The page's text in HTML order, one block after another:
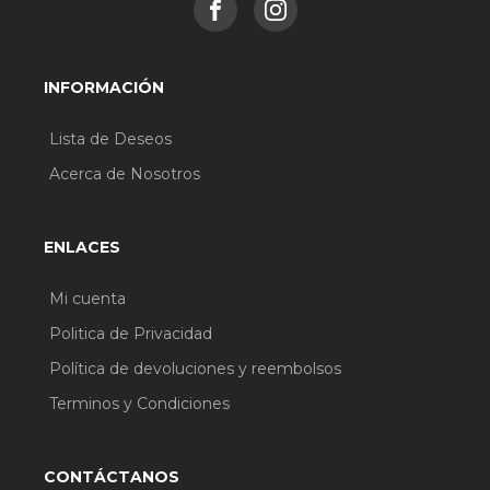
rostro hacia afuera hasta que la base sea invisible
La fórmula se puede construir, aplica más
INFORMACIÓN
Lista de Deseos
Acerca de Nosotros
ENLACES
Mi cuenta
Politica de Privacidad
Política de devoluciones y reembolsos
Terminos y Condiciones
CONTÁCTANOS